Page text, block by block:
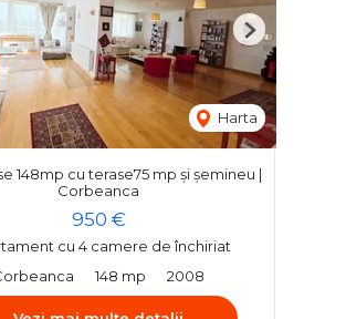
Harta
Next
148mp cu terase75 mp și șemineu |
Corbeanca
950 €
cu 4 camere de închiriat
148 mp 2008